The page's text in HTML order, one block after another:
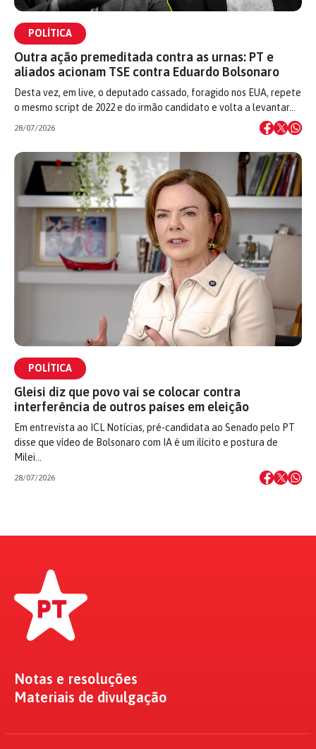
POLÍTICA
Outra ação premeditada contra as urnas: PT e
aliados acionam TSE contra Eduardo Bolsonaro
Desta vez, em live, o deputado cassado, foragido nos EUA, repete
o mesmo script de 2022 e do irmão candidato e volta a levantar…
28/07/2026
POLÍTICA
Gleisi diz que povo vai se colocar contra
interferência de outros países em eleição
Em entrevista ao ICL Notícias, pré-candidata ao Senado pelo PT
disse que vídeo de Bolsonaro com IA é um ilícito e postura de
Milei…
28/07/2026
Notas e resoluções
Materiais de divulgação